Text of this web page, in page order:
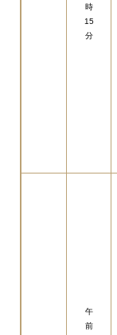
時
15
分
午
前